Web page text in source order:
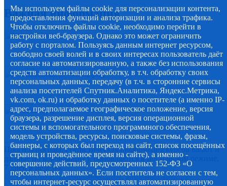
Важная информация
Прогноз погоды, статистическая информация курсов валют и
данные по коронавирусу, обновляются в постоянном режиме,
7 дней в неделю.
© 2012-2020 Наименование СМИ: алмазный-край.рф.
Мы используем файлы cookie для персонализации контента,
предоставления функций авторизации и анализа трафика.
Чтобы отключить файлы cookie, необходимо перейти в
настройки веб-браузера. Однако это может ограничить
работу с порталом. Пользуясь данным интернет ресурсом,
свободно своей волей и в своих интересах пользователь даёт
согласие на автоматизированную, а также без использования
средств автоматизации обработку, в т.ч. обработку своих
персональных данных, передачу (в т.ч. в сторонние сервисы
анализа посетителей Спутник.Аналитика, Яндекс.Метрика,
vk.com, ok.ru) и обработку данных о посетителе (а именно IP-
адрес, предполагаемое географическое положение, версия
браузера, разрешение дисплея, версия операционной
системы и вспомогательного программного обеспечения,
модель устройства, ресурсы, поисковые системы, фразы,
баннеры, с которых был переход на сайт, список посещённых
страниц и проведённое время на сайте), а именно -
совершение действий, предусмотренных 152-ФЗ «О
персональных данных». Если посетитель не согласен с тем,
чтобы интернет-ресурс осуществлял автоматизированную